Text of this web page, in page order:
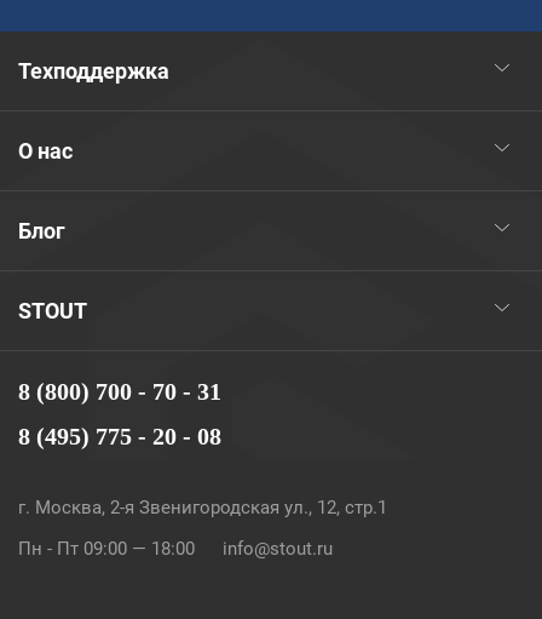
8 (800) 700 - 70 - 31
8 (495) 775 - 20 - 08
г. Москва, 2-я Звенигородская ул., 12, стр.1
Пн - Пт 09:00 — 18:00
info@stout.ru
STOUT
Блог
О нас
Техподдержка